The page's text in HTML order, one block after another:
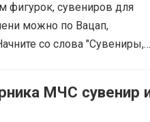
фигурок, сувениров для
можно по Вацап,
со слова "Сувениры,
МЧС сувенир